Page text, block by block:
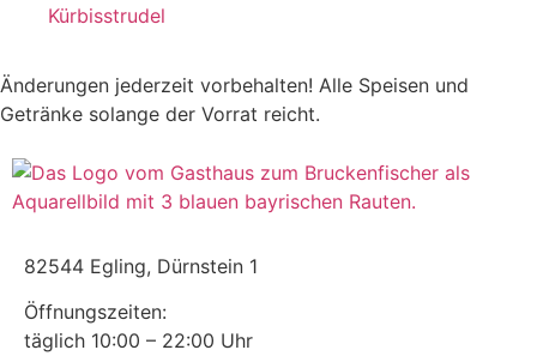
Kürbisstrudel
Änderungen jederzeit vorbehalten! Alle Speisen und
Getränke solange der Vorrat reicht.
82544 Egling, Dürnstein 1
Öffnungszeiten:
täglich 10:00 – 22:00 Uhr